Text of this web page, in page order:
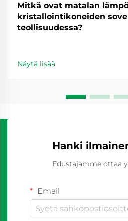
Mitkä ovat matalan
kristallointikoneiden
teollisuudessa?
Näytä lisää
Hanki
Edustajamme ottaa
Email